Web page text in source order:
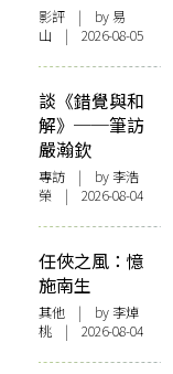
影評 | by 易
山 | 2026-08-05
談《錯覺與和
解》──筆訪
嚴瀚欽
專訪 | by 李浩
榮 | 2026-08-04
任俠之風：憶
施南生
其他 | by 李焯
桃 | 2026-08-04